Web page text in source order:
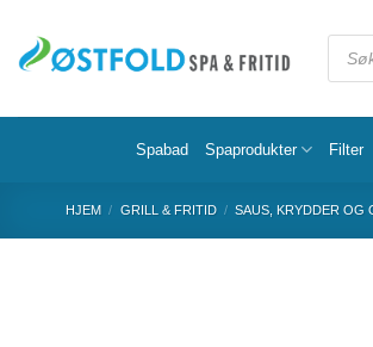
Spabad Spaprodukter Filter
HJEM / GRILL & FRITID / SAUS, KRYDDER OG